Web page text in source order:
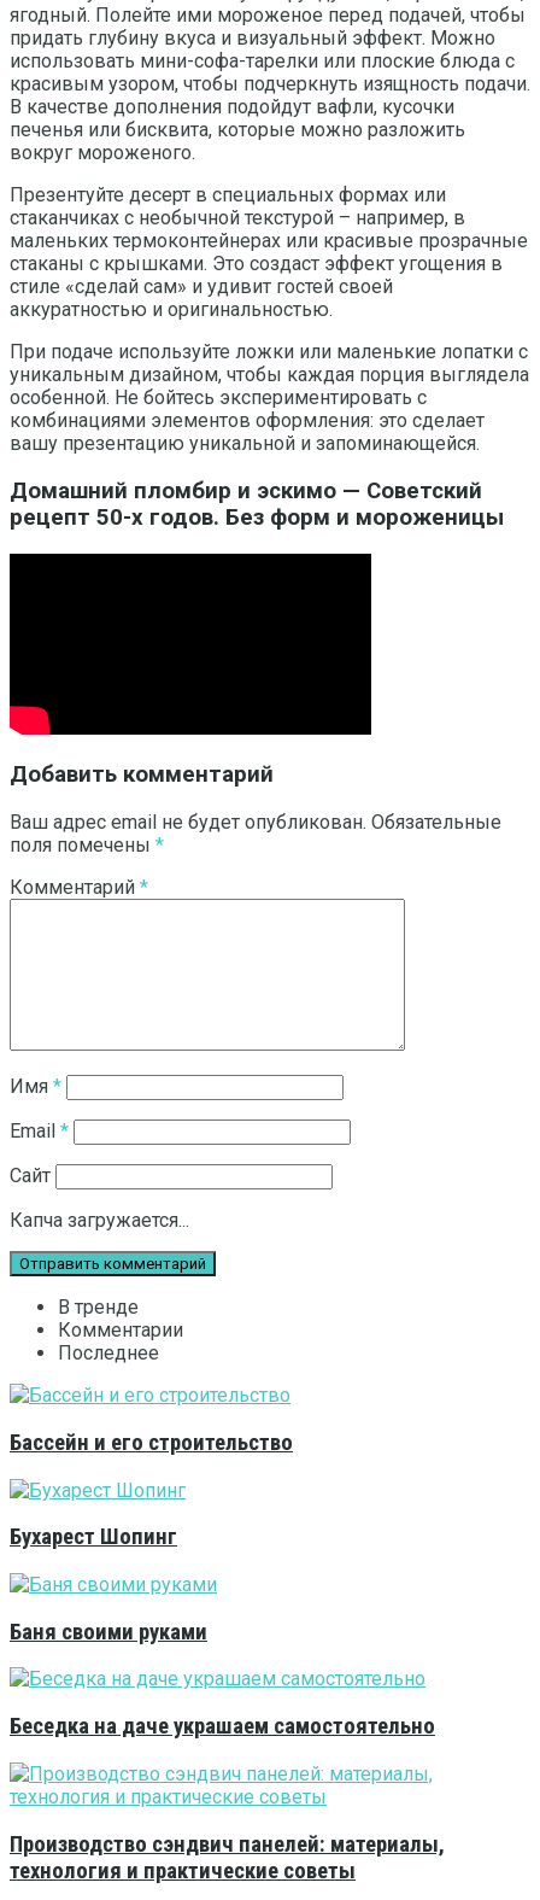
ягодный. Полейте ими мороженое перед подачей, чтобы
придать глубину вкуса и визуальный эффект. Можно
использовать мини-софа-тарелки или плоские блюда с
красивым узором, чтобы подчеркнуть изящность подачи.
В качестве дополнения подойдут вафли, кусочки
печенья или бисквита, которые можно разложить
вокруг мороженого.
Презентуйте десерт в специальных формах или
стаканчиках с необычной текстурой – например, в
маленьких термоконтейнерах или красивые прозрачные
стаканы с крышками. Это создаст эффект угощения в
стиле «сделай сам» и удивит гостей своей
аккуратностью и оригинальностью.
При подаче используйте ложки или маленькие лопатки с
уникальным дизайном, чтобы каждая порция выглядела
особенной. Не бойтесь экспериментировать с
комбинациями элементов оформления: это сделает
вашу презентацию уникальной и запоминающейся.
Домашний пломбир и эскимо — Советский
рецепт 50-х годов. Без форм и мороженицы
Добавить комментарий
Ваш адрес email не будет опубликован. Обязательные
поля помечены *
Комментарий *
Имя *
Email *
Сайт
Капча загружается...
В тренде
Комментарии
Последнее
Бассейн и его строительство
Бухарест Шопинг
Баня своими руками
Беседка на даче украшаем самостоятельно
Производство сэндвич панелей: материалы,
технология и практические советы